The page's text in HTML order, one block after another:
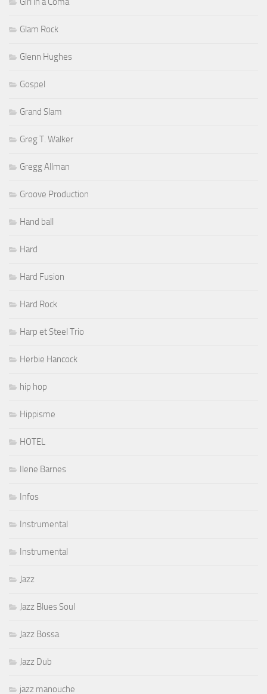
Glam Rock
Glenn Hughes
Gospel
Grand Slam
Greg T. Walker
Gregg Allman
Groove Production
Hand ball
Hard
Hard Fusion
Hard Rock
Harp et Steel Trio
Herbie Hancock
hip hop
Hippisme
HOTEL
Ilene Barnes
Infos
Instrumental
Instrumental
Jazz
Jazz Blues Soul
Jazz Bossa
Jazz Dub
jazz manouche